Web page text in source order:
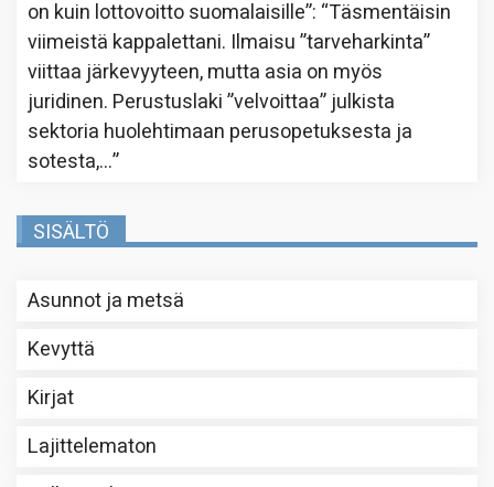
on kuin lottovoitto suomalaisille”: “Täsmentäisin
viimeistä kappalettani. Ilmaisu ”tarveharkinta”
viittaa järkevyyteen, mutta asia on myös
juridinen. Perustuslaki ”velvoittaa” julkista
sektoria huolehtimaan perusopetuksesta ja
sotesta,…”
SISÄLTÖ
Asunnot ja metsä
Kevyttä
Kirjat
Lajittelematon